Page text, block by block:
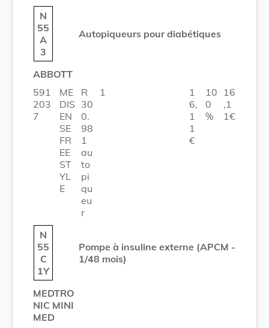
N
55
A
3
Autopiqueurs pour diabétiques
ABBOTT
591
203
7
ME
DIS
EN
SE
FR
EE
ST
YL
E
R
30
0.
98
1
au
to
pi
qu
eu
r
1
1
6,
1
1
€
10
0
%
16
,1
1€
N
55
C
1Y
Pompe à insuline externe (APCM -
1/48 mois)
MEDTRO
NIC MINI
MED